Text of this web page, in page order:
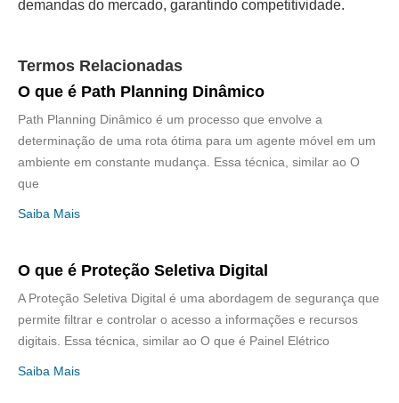
demandas do mercado, garantindo competitividade.
Termos Relacionadas
O que é Path Planning Dinâmico
Path Planning Dinâmico é um processo que envolve a
determinação de uma rota ótima para um agente móvel em um
ambiente em constante mudança. Essa técnica, similar ao O
que
Saiba Mais
O que é Proteção Seletiva Digital
A Proteção Seletiva Digital é uma abordagem de segurança que
permite filtrar e controlar o acesso a informações e recursos
digitais. Essa técnica, similar ao O que é Painel Elétrico
Saiba Mais